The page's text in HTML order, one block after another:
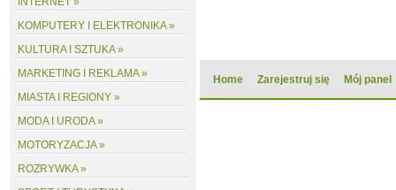
Home Zarejestruj się Mój panel
KOMPUTERY I ELEKTRONIKA »
KULTURA I SZTUKA »
MARKETING I REKLAMA »
MIASTA I REGIONY »
MODA I URODA »
MOTORYZACJA »
ROZRYWKA »